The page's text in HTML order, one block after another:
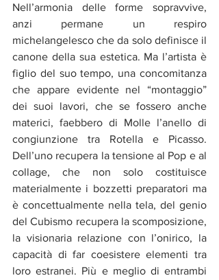
Nell’armonia delle forme sopravvive,
anzi permane un respiro
michelangelesco che da solo definisce il
canone della sua estetica. Ma l’artista è
figlio del suo tempo, una concomitanza
che appare evidente nel “montaggio”
dei suoi lavori, che se fossero anche
materici, faebbero di Molle l’anello di
congiunzione tra Rotella e Picasso.
Dell’uno recupera la tensione al Pop e al
collage, che non solo costituisce
materialmente i bozzetti preparatori ma
è concettualmente nella tela, del genio
del Cubismo recupera la scomposizione,
la visionaria relazione con l’onirico, la
capacità di far coesistere elementi tra
loro estranei. Più e meglio di entrambi